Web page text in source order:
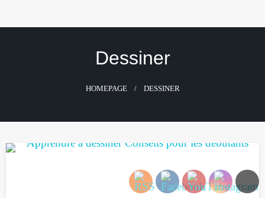
content
Dessiner
HOMEPAGE DESSINER